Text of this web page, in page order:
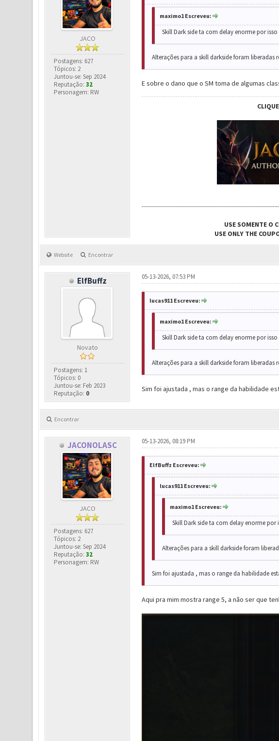
JACO
Postagens: 627
Tópicos: 2
Juntou-se: Sep 2024
Reputação:32
Personagem: RW
maximo1 Escreveu:
Skill Dark side ta com delay enorme por
Alterações para a skill darkside foram liberadas
E sobre o dano que o SM toma de algumas
USE SOMENTE O
USE ONLY THE
Website Encontrar
ElfBuffz
Novato
Postagens: 1
Tópicos: 0
Juntou-se: Feb 2023
Reputação: 0
05-13-2026, 07:53 PM
lucas911 Escreveu:
maximo1 Escreveu:
Skill Dark side ta com delay enorme por
Alterações para a skill darkside foram liberadas
Sim foi ajustada , mas o range da habilidade
Encontrar
JACONOLASC
JACO
Postagens: 627
Tópicos: 2
Juntou-se: Sep 2024
Reputação:32
Personagem: RW
05-13-2026, 08:19 PM
ElfBuffz Escreveu:
lucas911 Escreveu:
maximo1 Escreveu:
Skill Dark side ta com delay enorme por
Alterações para a skill darkside foram
Sim foi ajustada , mas o range da habilidade
Aqui pra mim mostra range 5, a não ser que